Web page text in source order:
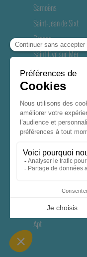
Samoëns
Saint-Jean de Sixt
Grasse
Saint Cyr sur Mer
Valmeinier
Gréoux-les-Bains
Soultzeren Munster
Rémuzat
Casteljau
Biscarrosse
Saint Pierre d'Oléron
Saint-Geniès
Apt